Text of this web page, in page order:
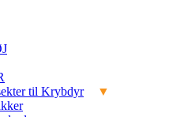
til Krybdyr